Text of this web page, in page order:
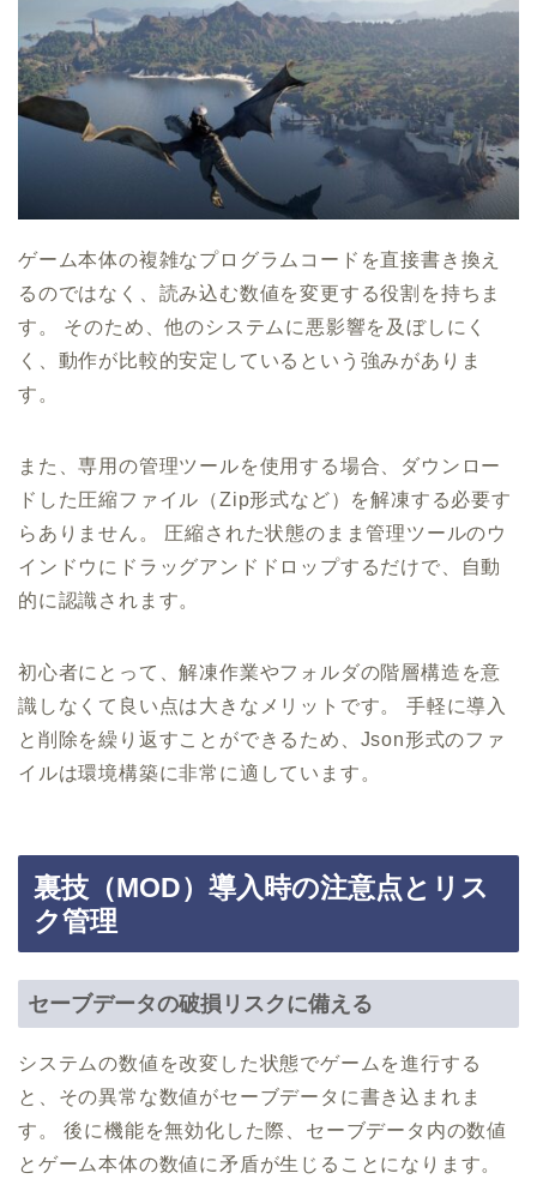
ゲーム本体の複雑なプログラムコードを直接書き換え
るのではなく、読み込む数値を変更する役割を持ちま
す。 そのため、他のシステムに悪影響を及ぼしにく
く、動作が比較的安定しているという強みがありま
す。
また、専用の管理ツールを使用する場合、ダウンロー
ドした圧縮ファイル（Zip形式など）を解凍する必要す
らありません。 圧縮された状態のまま管理ツールのウ
インドウにドラッグアンドドロップするだけで、自動
的に認識されます。
初心者にとって、解凍作業やフォルダの階層構造を意
識しなくて良い点は大きなメリットです。 手軽に導入
と削除を繰り返すことができるため、Json形式のファ
イルは環境構築に非常に適しています。
裏技（MOD）導入時の注意点とリス
ク管理
セーブデータの破損リスクに備える
システムの数値を改変した状態でゲームを進行する
と、その異常な数値がセーブデータに書き込まれま
す。 後に機能を無効化した際、セーブデータ内の数値
とゲーム本体の数値に矛盾が生じることになります。